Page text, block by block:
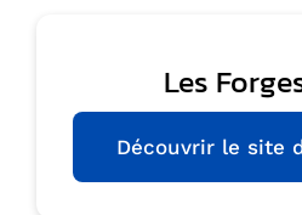
Les
Découvrir le site